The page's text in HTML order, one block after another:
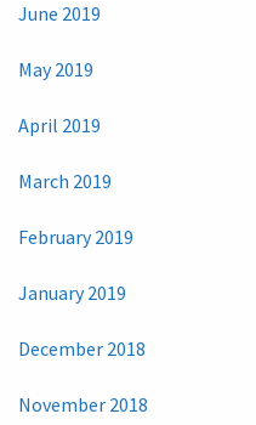
June 2019
May 2019
April 2019
March 2019
February 2019
January 2019
December 2018
November 2018